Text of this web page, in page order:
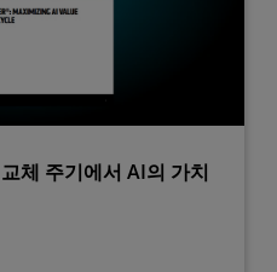
체 주기에서 AI의 가치